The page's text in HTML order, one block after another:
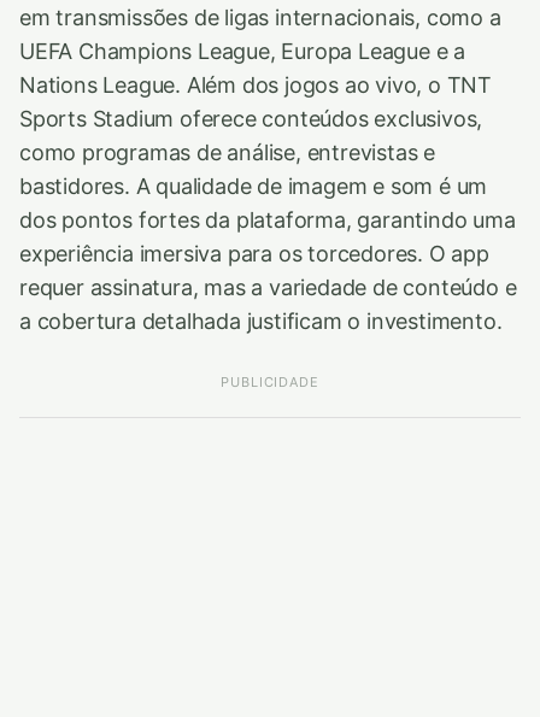
em transmissões de ligas internacionais, como a
UEFA Champions League, Europa League e a
Nations League. Além dos jogos ao vivo, o TNT
Sports Stadium oferece conteúdos exclusivos,
como programas de análise, entrevistas e
bastidores. A qualidade de imagem e som é um
dos pontos fortes da plataforma, garantindo uma
experiência imersiva para os torcedores. O app
requer assinatura, mas a variedade de conteúdo e
a cobertura detalhada justificam o investimento.
PUBLICIDADE